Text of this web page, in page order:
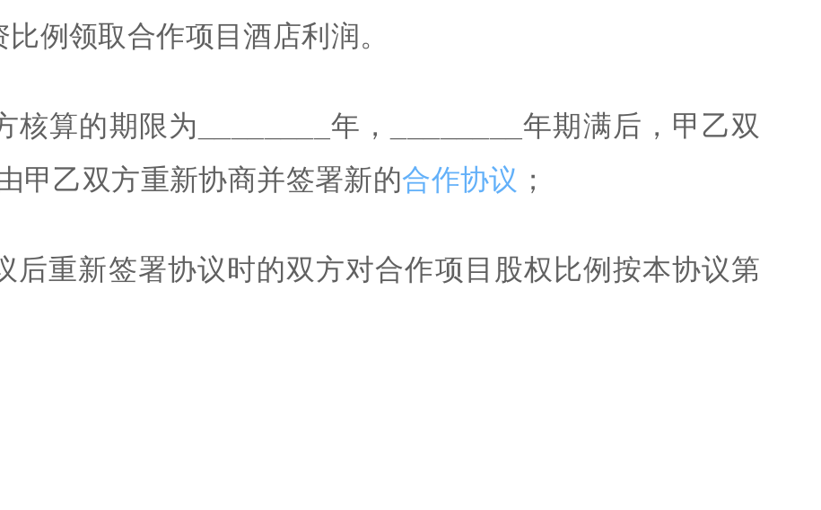
例领取合作项目酒店利润。
核算的期限为 年，
年期满后，甲乙双
甲乙双方重新协商并签署新的合作协议 ；
后重新签署协议时的双方对合作项目股权比例按本协议第